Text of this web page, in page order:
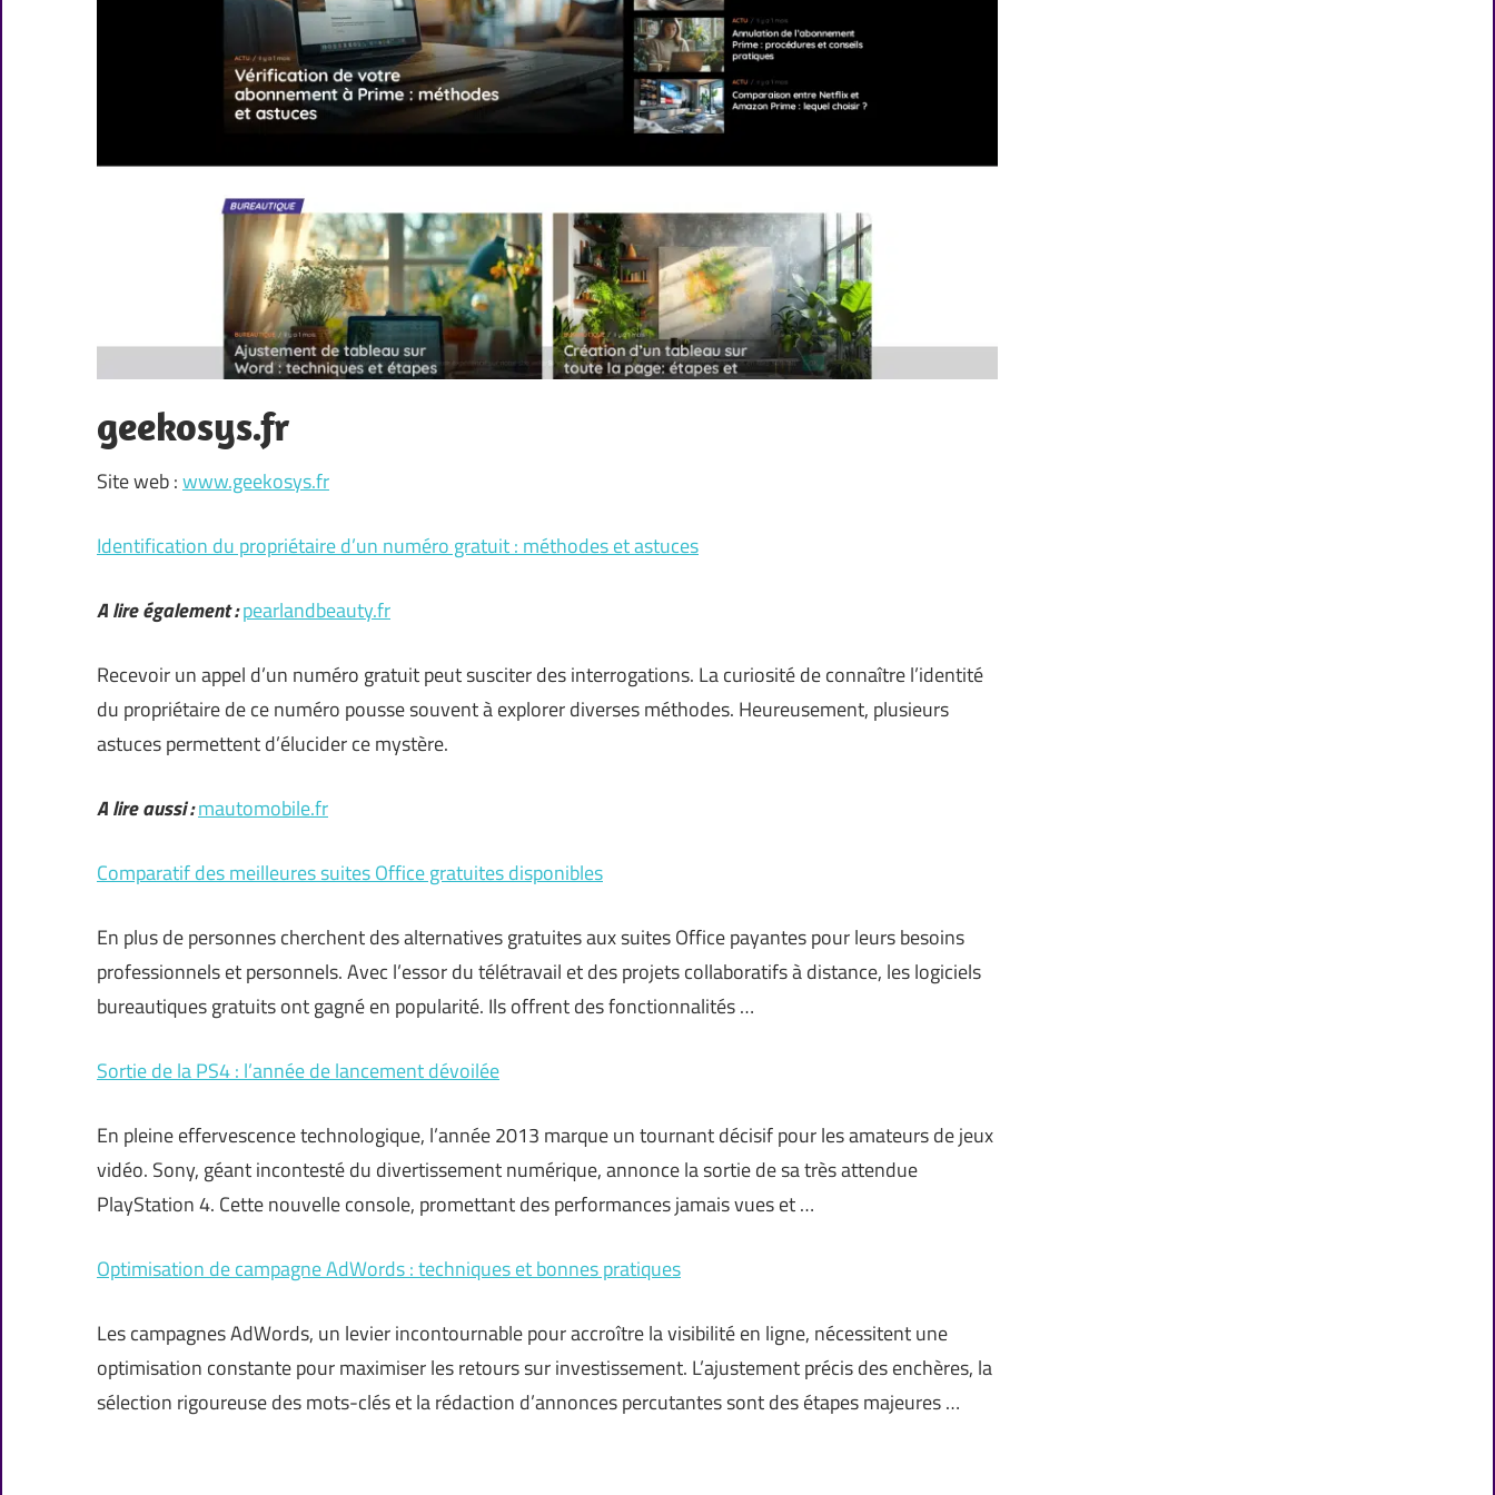
geekosys.fr
Site web :www.geekosys.fr
Identification du propriétaire d’un numéro gratuit : méthodes et astuces
A lire également :pearlandbeauty.fr
Recevoir un appel d’un numéro gratuit peut susciter des interrogations. La curiosité de connaître l’identité
du propriétaire de ce numéro pousse souvent à explorer diverses méthodes. Heureusement, plusieurs
astuces permettent d’élucider ce mystère.
A lire aussi :mautomobile.fr
Comparatif des meilleures suites Office gratuites disponibles
En plus de personnes cherchent des alternatives gratuites aux suites Office payantes pour leurs besoins
professionnels et personnels. Avec l’essor du télétravail et des projets collaboratifs à distance, les logiciels
bureautiques gratuits ont gagné en popularité. Ils offrent des fonctionnalités …
Sortie de la PS4 : l’année de lancement dévoilée
En pleine effervescence technologique, l’année 2013 marque un tournant décisif pour les amateurs de jeux
vidéo. Sony, géant incontesté du divertissement numérique, annonce la sortie de sa très attendue
PlayStation 4. Cette nouvelle console, promettant des performances jamais vues et …
Optimisation de campagne AdWords : techniques et bonnes pratiques
Les campagnes AdWords, un levier incontournable pour accroître la visibilité en ligne, nécessitent une
optimisation constante pour maximiser les retours sur investissement. L’ajustement précis des enchères, la
sélection rigoureuse des mots-clés et la rédaction d’annonces percutantes sont des étapes majeures …